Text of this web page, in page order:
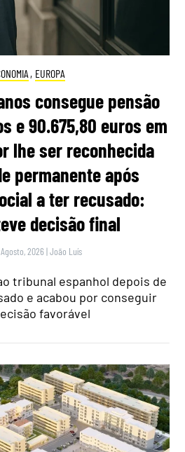
, EUROPA
consegue pensão
e 90.675,80 euros em
lhe ser reconhecida
permanente após
a ter recusado:
decisão final
2026 |João Luís
tribunal espanhol depois de
e acabou por conseguir
favorável